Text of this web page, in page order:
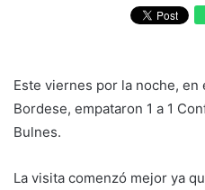
Este viernes por la noche, en
Bordese, empataron 1 a 1
Bulnes.
La visita comenzó mejor ya